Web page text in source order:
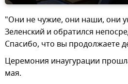
"Они не чужие, они наши, они
Зеленский и обратился
Спасибо, что вы продолжаете
Церемония инаугурации
мая.